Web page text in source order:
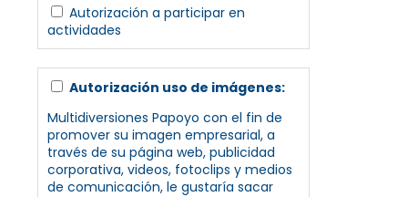
Autorización a participar en
actividades
Autorización uso de imágenes:
Multidiversiones Papoyo con el fin de
promover su imagen empresarial, a
través de su página web, publicidad
corporativa, videos, fotoclips y medios
de comunicación, le gustaría sacar